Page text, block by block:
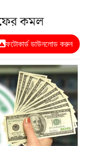
ফের কমল
ফটোকার্ড ডাউনলোড করুন